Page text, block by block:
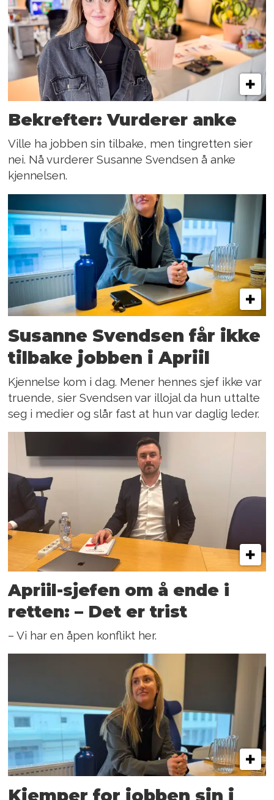
Bekrefter: Vurderer anke
Ville ha jobben sin tilbake, men tingretten sier
nei. Nå vurderer Susanne Svendsen å anke
kjennelsen.
Susanne Svendsen får ikke
tilbake jobben i Apriil
Kjennelse kom i dag. Mener hennes sjef ikke var
truende, sier Svendsen var illojal da hun uttalte
seg i medier og slår fast at hun var daglig leder.
Apriil-sjefen om å ende i
retten: – Det er trist
– Vi har en åpen konflikt her.
Kjemper for jobben sin i